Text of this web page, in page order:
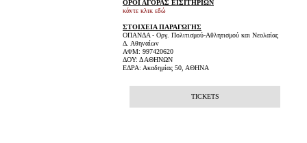
ΟΡΟΙ ΑΓΟΡΑΣ ΕΙΣΙΤΗΡΙΩΝ
κάντε κλικ εδώ
ΣΤΟΙΧΕΙΑ ΠΑΡΑΓΩΓΗΣ
ΟΠΑΝΔΑ - Οργ. Πολιτισμού-Αθλητισμού και Νεολαίας
Δ. Αθηναίων
ΑΦΜ: 997420620
ΔΟΥ: Δ ΑΘΗΝΩΝ
ΕΔΡΑ: Ακαδημίας 50, ΑΘΗΝΑ
TICKETS